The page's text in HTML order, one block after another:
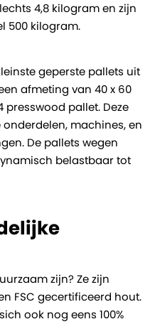
4,8 kilogram en zijn
500 kilogram.
geperste pallets uit
afmeting van 40 x 60
presswood pallet. Deze
machines, en
De pallets wegen
belastbaar tot
zijn? Ze zijn
FSC gecertificeerd hout.
ook nog eens 100%